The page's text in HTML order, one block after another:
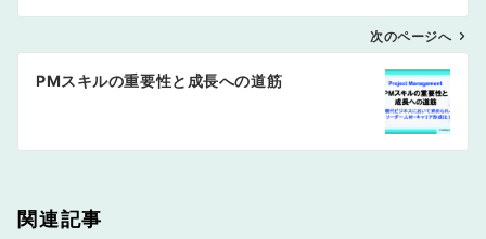
ン
次のページへ
PMスキルの重要性と成長への道筋
関連記事